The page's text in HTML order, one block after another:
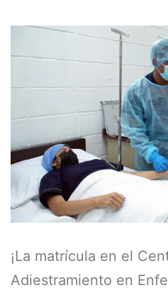
¡La matrícula en el
Adiestramiento en